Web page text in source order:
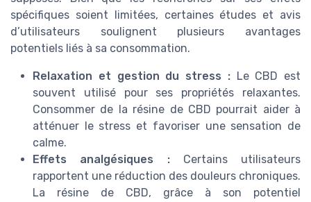
spécifiques soient limitées, certaines études et avis
d’utilisateurs soulignent plusieurs avantages
potentiels liés à sa consommation.
Relaxation et gestion du stress :Le CBD est
souvent utilisé pour ses propriétés relaxantes.
Consommer de la résine de CBD pourrait aider à
atténuer le stress et favoriser une sensation de
calme.
Effets analgésiques :Certains utilisateurs
rapportent une réduction des douleurs chroniques.
La résine de CBD, grâce à son potentiel